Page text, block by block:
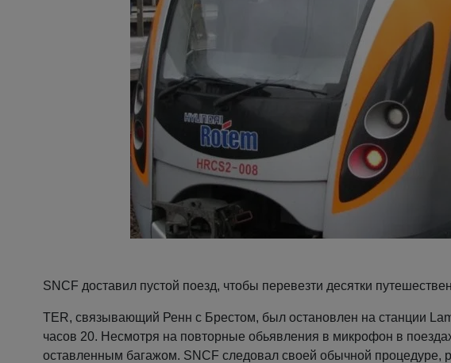
SNCF доставил пустой поезд, чтобы перевезти десятки
TER, связывающий Ренн с Брестом, был остановлен на станции
часов 20. Несмотря на повторные обьявления в микрофон в
оставленным багажом. SNCF следовал своей обычной процедуре,